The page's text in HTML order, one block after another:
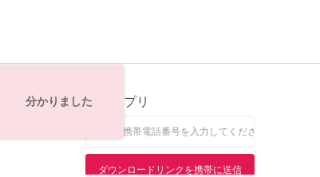
公式アプリ
ダウンロードリンクを携帯に送信
分かりました